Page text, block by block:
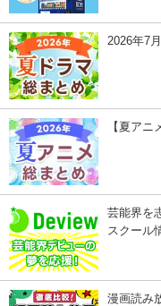
2026年7
【夏ア
芸能界を
スクール
漫画読み